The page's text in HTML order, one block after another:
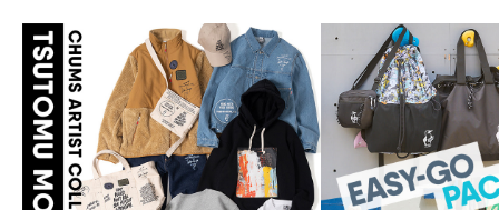
様なところも